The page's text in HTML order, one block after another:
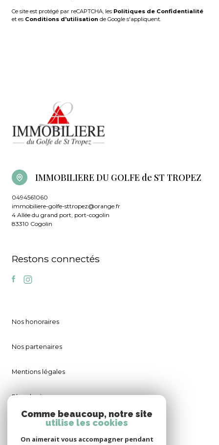
Ce site est protégé par reCAPTCHA, les Politiques de Confidentialité
et es Conditions d'utilisation de Google s'appliquent.
IMMOBILIERE DU GOLFE de ST TROPEZ
0494561060
immobiliere-golfe-sttropez@orange.fr
4 Allée du grand port, port-cogolin
83310 Cogolin
Restons connectés
Nos honoraires
Nos partenaires
Mentions légales
Plan du site
Comme beaucoup, notre site
utilise les cookies
On aimerait vous accompagner pendant